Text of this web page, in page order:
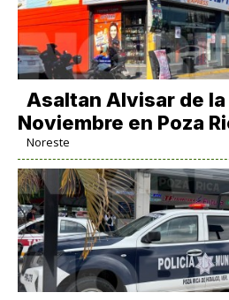
Asaltan Alvisar de
Noviembre en Poza
Noreste